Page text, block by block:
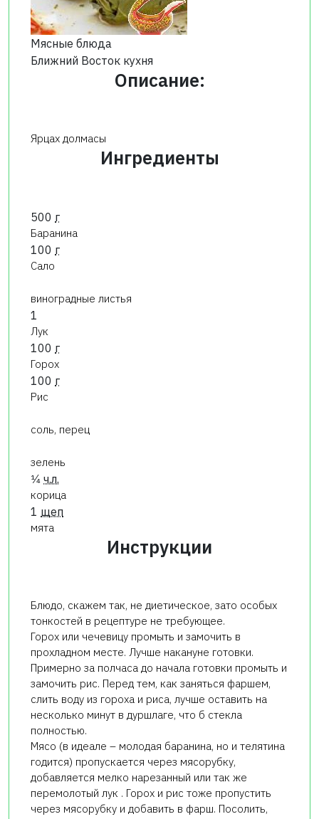
Мясные блюда
Ближний Восток кухня
Описание:
Ярцах долмасы
Ингредиенты
500 г
Баранина
100 г
Сало
виноградные листья
1
Лук
100 г
Горох
100 г
Рис
соль, перец
зелень
1⁄4 ч.л.
корица
1 щеп
мята
Инструкции
Блюдо, скажем так, не диетическое, зато особых
тонкостей в рецептуре не требующее.
Горох или чечевицу промыть и замочить в
прохладном месте. Лучше накануне готовки.
Примерно за полчаса до начала готовки промыть и
замочить рис. Перед тем, как заняться фаршем,
слить воду из гороха и риса, лучше оставить на
несколько минут в дуршлаге, что б стекла
полностью.
Мясо (в идеале – молодая баранина, но и телятина
годится) пропускается через мясорубку,
добавляется мелко нарезанный или так же
перемолотый лук . Горох и рис тоже пропустить
через мясорубку и добавить в фарш. Посолить,